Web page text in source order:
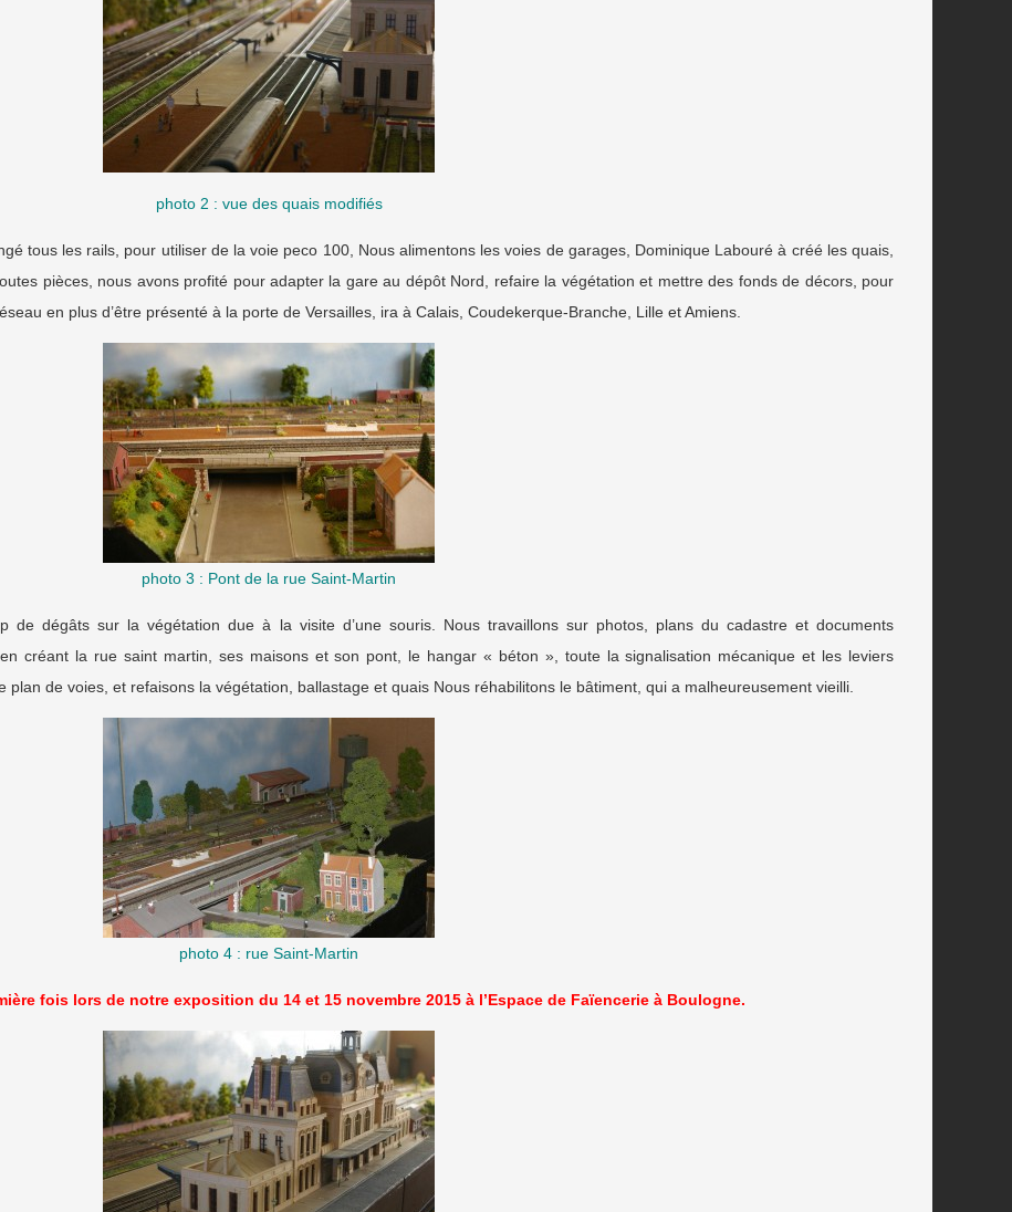
photo 2 : vue des quais modifiés
tous les rails, pour utiliser de la voie peco 100, Nous alimentons les voies de garages, Dominique Labouré à créé les quais,
pièces, nous avons profité pour adapter la gare au dépôt Nord, refaire la végétation et mettre des fonds de décors, pour
en plus d’être présenté à la porte de Versailles, ira à Calais, Coudekerque-Branche, Lille et Amiens.
photo 3 : Pont de la rue Saint-Martin
de dégâts sur la végétation due à la visite d’une souris. Nous travaillons sur photos, plans du cadastre et documents
en créant la rue saint martin, ses maisons et son pont, le hangar « béton », toute la signalisation mécanique et les leviers
plan de voies, et refaisons la végétation, ballastage et quais Nous réhabilitons le bâtiment, qui a malheureusement vieilli.
photo 4 : rue Saint-Martin
fois lors de notre exposition du 14 et 15 novembre 2015 à l’Espace de Faïencerie à Boulogne.